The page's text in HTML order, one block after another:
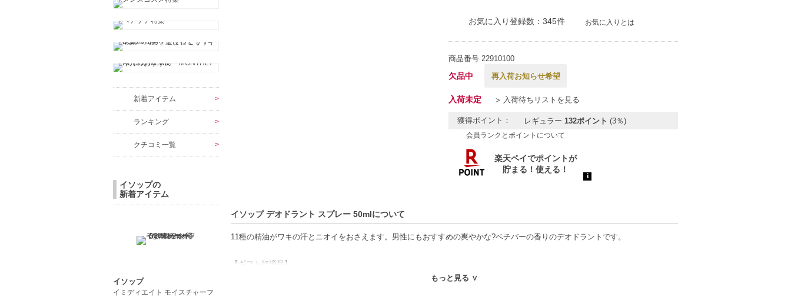
お気に入り登録数：345件 お気に入りとは
商品番号 22910100
欠品中 再入荷お知らせ希望
入荷未定 入荷待ちリストを見る
獲得ポイント： レギュラー 132ポイント (3％)
会員ランクとポイントについて
イソップ デオドラント スプレー 50mlについて
11種の精油がワキの汗とニオイをおさえます。男性にもおすすめの爽やかな?ベチバーの香りのデオドラントです。
【ギフト好適品】
もっと見る ∨
新着アイテム
ランキング
クチコミ一覧
イソップの
新着アイテム
イソップ
イミディエイト モイスチャーフ